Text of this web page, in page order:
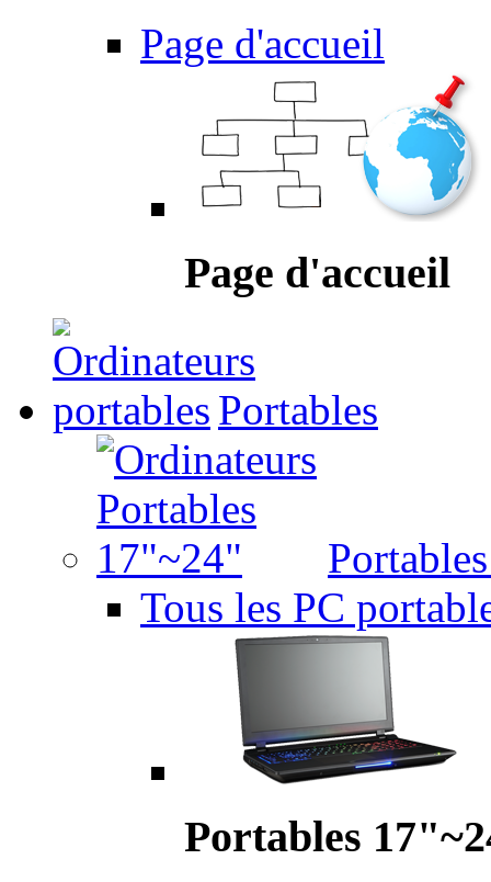
Page d'accueil
Page d'accueil
Portables
Tous les PC
Portables